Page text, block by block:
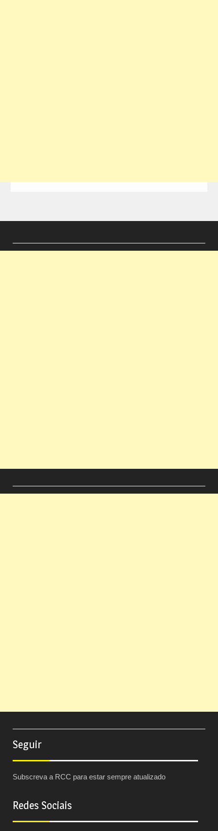
Seguir
Subscreva a RCC para estar sempre atualizado
Redes Sociais